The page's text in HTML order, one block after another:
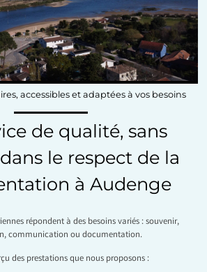
accessibles et adaptées à vos besoins
de qualité, sans
le respect de la
à Audenge
répondent à des besoins variés : souvenir,
communication ou documentation.
des prestations que nous proposons :